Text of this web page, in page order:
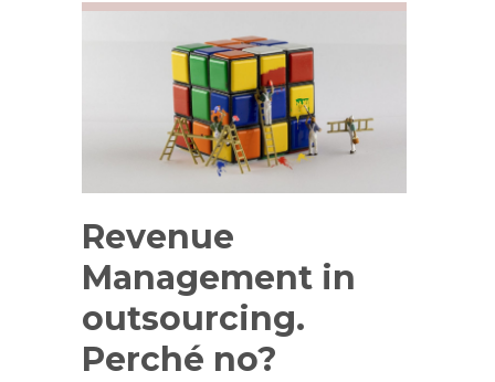
Revenue
Management in
outsourcing.
Perché no?